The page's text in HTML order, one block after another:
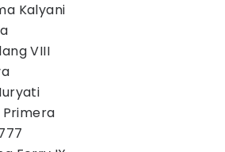
Kalyani
VIII
Primera